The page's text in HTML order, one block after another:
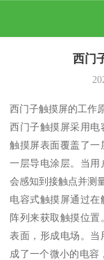
西门
西门子触摸屏的工作
西门子触摸屏采用电
触摸屏表面覆盖了一
一层导电涂层。当用
会感知到接触点并测
电容式触摸屏通过
阵列来获取触摸位
表面，形成电场。当
成了一个微小的电容